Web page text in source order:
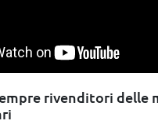
rivenditori delle